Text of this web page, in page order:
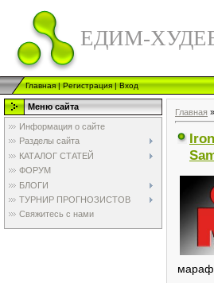
ЕДИМ-
Главная|Регистрация|Вход
Меню сайта
Информация о сайте
Разделы сайта
КАТАЛОГ СТАТЕЙ
ФОРУМ
БЛОГИ
ТУРНИР ПРОГНОЗИСТОВ
Свяжитесь с нами
Главная »